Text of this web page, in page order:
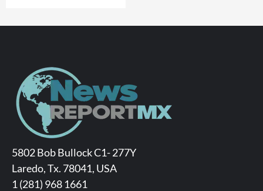
5802 Bob Bullock C1- 277Y
Laredo, Tx. 78041, USA
1 (281) 968 1661